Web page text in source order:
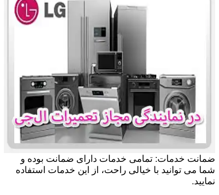
ضمانت خدمات: تمامی خدمات دارای ضمانت بوده و
شما می توانید با خیالی راحت، از این خدمات استفاده
نمایید.